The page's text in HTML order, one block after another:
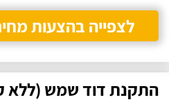
לצפייה בהצעות
התקנת דוד שמש (ללא